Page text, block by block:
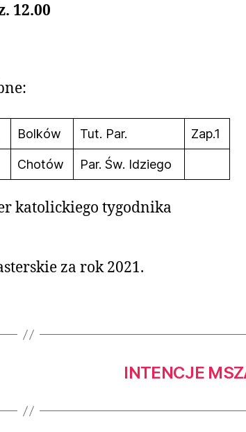
12.00
Bolków Tut. Par. Zap.1
Chotów Par. Św. Idziego
katolickiego tygodnika
za rok 2021.
INTENCJE